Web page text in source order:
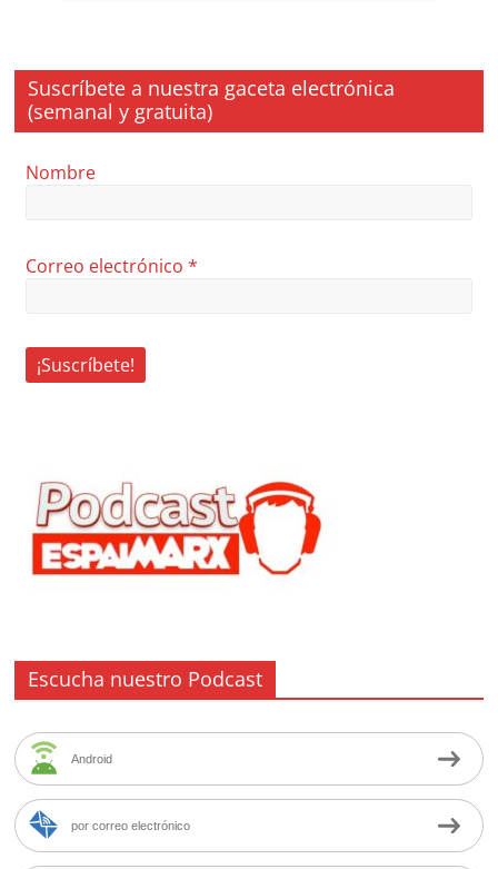
Suscríbete a nuestra gaceta electrónica
(semanal y gratuita)
Nombre
Correo electrónico*
Escucha nuestro Podcast
Android
por correo electrónico